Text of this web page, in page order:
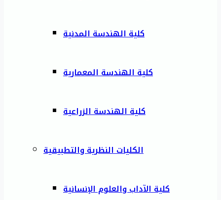
كلية الهندسة المدنية
كلية الهندسة المعمارية
كلية الهندسة الزراعية
الكليات النظرية والتطبيقية
كلية الآداب والعلوم الإنسانية